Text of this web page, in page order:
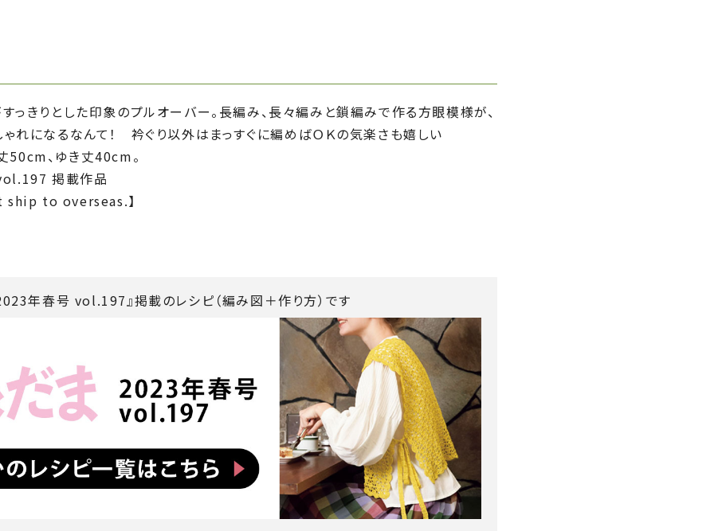
っきりとした印象のプルオーバー。長編み、長々編みと鎖編みで作る方眼模様が、
れになるなんて！ 衿ぐり以外はまっすぐに編めばＯＫの気楽さも嬉しい
50cm、ゆき丈40cm。
掲載作品
to overseas.】
年春号 vol.197』掲載のレシピ（編み図＋作り方）です